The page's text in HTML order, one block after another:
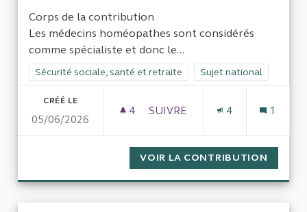
Corps de la contribution
Les médecins homéopathes sont considérés
comme spécialiste et donc le...
Filtrer les résultats de la catégorie : Sécurité sociale, santé
Sécurité sociale, santé et retraite Filtrer les résultats
Sujet national
CRÉÉ LE
05/06/2026
4 4 ABONNÉS
SUIVRE
4 1
VOIR LA CONTRIBUTION